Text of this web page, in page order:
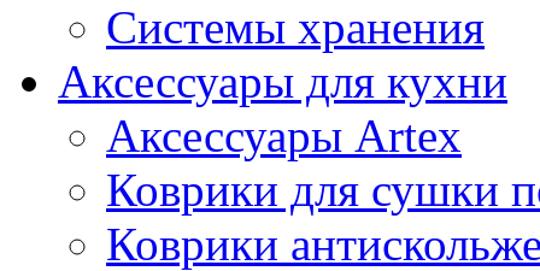
Системы хранения
Аксессуары для кухни
Аксессуары Artex
Коврики для сушки
Коврики